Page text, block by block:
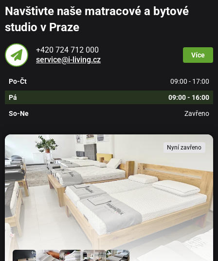
Navštivte naše matracové a bytové
studio v Praze
+420 724 712 000
service@i-living.cz
Více
Po-Čt 09:00 - 17:00
Pá 09:00 - 16:00
So-Ne Zavřeno
Nyní zavřeno